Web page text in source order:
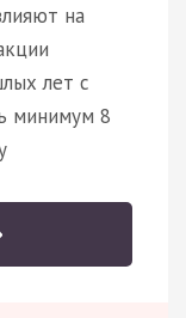
на
лет с
минимум 8